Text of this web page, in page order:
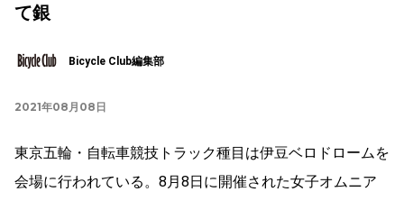
て銀
Bicycle Club編集部
2021年08月08日
東京五輪・自転車競技トラック種目は伊豆ベロドロームを
会場に行われている。8月8日に開催された女子オムニア